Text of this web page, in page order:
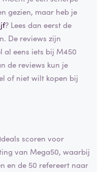
gezien, maar heb je
? Lees dan eerst de
De reviews zijn
al eens iets bij M450
de reviews kun je
of niet wilt kopen bij
scoren voor
van Mega50, waarbij
en de 50 refereert naar